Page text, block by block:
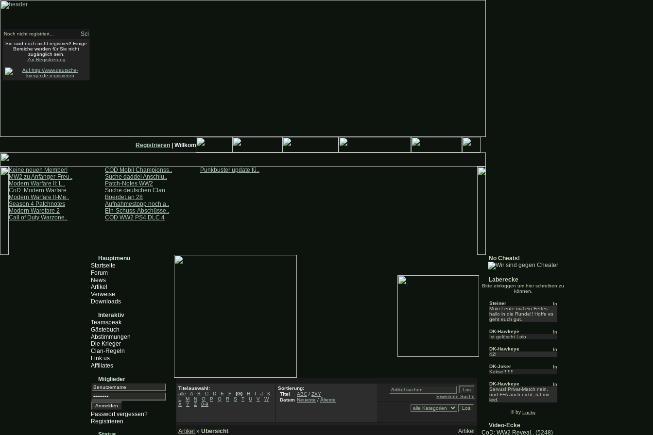
Registrieren| Willkommen auf Deutsche-Krieger.de
Keine neuen Member!
MW2 zu Anfänger-Freu..
Modern Warfare II: L..
CoD: Modern Warfare ..
Modern Warfare II-Me..
Season 4 Patchnotes
Modern Warefare 2
Call of Duty Warzone..
COD Mobil Championss..
Suche daddel Anschlu..
Patch-Notes WW2
Suche deutschen Clan..
BoerdeLan 28
Aufnahmestopp noch a..
Ein-Schuss-Abschüsse..
COD WW2 PS4 DLC 4
Punkbuster update fü..
Hauptmenü
Startseite
Forum
News
Artikel
Verweise
Downloads
Interaktiv
Teamspeak
Gästebuch
Abstimmungen
Die Krieger
Clan-Regeln
Link us
Affiliates
Mitglieder
Passwort vergessen?
Registrieren
Titelauswahl:
alle
A B C D E F (G) H I J
K
L
M N O P Q R S T U V
W
X
Y Z 0-9
Sortierung:
Titel
ABC / ZXY
Datum Neueste / Älteste
Erweiterte Suche
Artikel » Übersicht Artikel
No Cheats!
Laberecke
Bitte einloggen um hier schreiben zu
können.
Steiner
Moin Leute mal ein Fettes
hallo in die Runde!! Hoffe es
geht euch gut.
DK-Hawkeye
Ist gelöscht Lolo
DK-Hawkeye
42!
DK-Joker
Kekse!!!!!!!
DK-Hawkeye
Servus! Privat-Match nein,
und FFA auch nicht, tut mir
leid.
© by Lucky
Video-Ecke
CoD: WW2 Reveal.. (5248)
Noch nicht registriert...
Sie sind noch nicht registriert! Einige
Bereiche werden für Sie nicht
zugänglich sein.
Zur Registrierung